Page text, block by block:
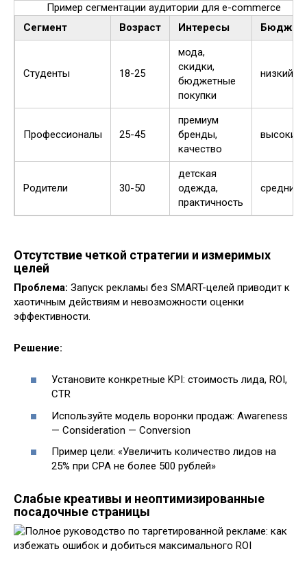
Пример сегментации аудитории для e-commerce
Сегмент
Возраст Интересы Бюджет
Студенты 18-25
мода,
скидки,
бюджетные
покупки
низкий
Профессионалы 25-45
премиум
бренды,
качество
высокий
Родители 30-50
детская
одежда,
практичность
средний
Отсутствие четкой стратегии и измеримых
целей
Проблема: Запуск рекламы без SMART-целей приводит к
хаотичным действиям и невозможности оценки
эффективности.
Решение:
Установите конкретные KPI: стоимость лида, ROI,
CTR
Используйте модель воронки продаж: Awareness
— Consideration — Conversion
Пример цели: «Увеличить количество лидов на
25% при CPA не более 500 рублей»
Слабые креативы и неоптимизированные
посадочные страницы